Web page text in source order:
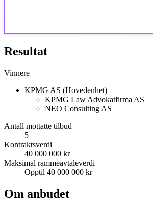
Resultat
Vinnere
KPMG AS (Hovedenhet)
KPMG Law Advokatfirma AS
NEO Consulting AS
Antall mottatte tilbud
5
Kontraktsverdi
40 000 000 kr
Maksimal rammeavtaleverdi
Opptil 40 000 000 kr
Om anbudet